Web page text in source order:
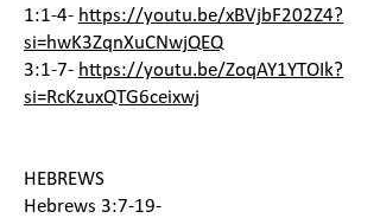
1:1-4- https://youtu.be/xBVjbF202Z4?
si=hwK3ZqnXuCNwjQEQ
3:1-7- https://youtu.be/ZoqAY1YTOIk?
si=RcKzuxQTG6ceixwj
HEBREWS
Hebrews 3:7-19-